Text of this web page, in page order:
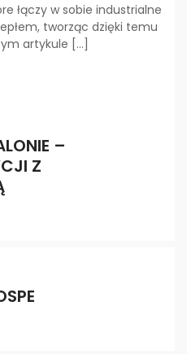
łączy w sobie industrialne
tworząc dzięki temu
artykule […]
–
Z